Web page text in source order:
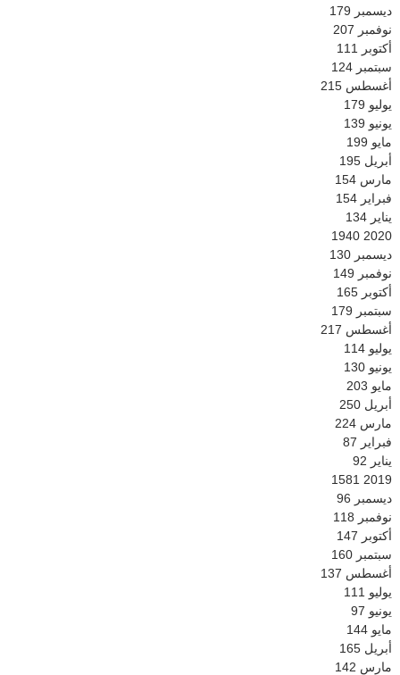
ديسمبر 179
نوفمبر 207
أكتوبر
111
سبتمبر 124
أغسطس 215
يوليو 179
يونيو 139
مايو 199
أبريل 195
مارس 154
فبراير 154
يناير 134
2020
1940
ديسمبر 130
نوفمبر 149
أكتوبر 165
سبتمبر 179
أغسطس 217
يوليو 114
يونيو 130
مايو 203
أبريل 250
مارس 224
فبراير 87
يناير 92
2019
1581
ديسمبر 96
نوفمبر 118
أكتوبر 147
سبتمبر 160
أغسطس 137
يوليو 111
يونيو 97
مايو 144
أبريل 165
مارس 142